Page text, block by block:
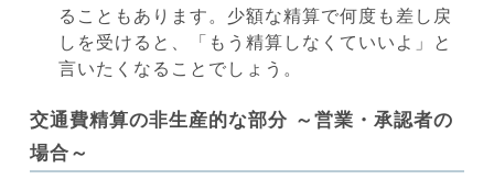
ることもあります。少額な精算で何度も差し戻
しを受けると、「もう精算しなくていいよ」と
言いたくなることでしょう。
交通費精算の非生産的な部分 ～営業・承認者の
場合～